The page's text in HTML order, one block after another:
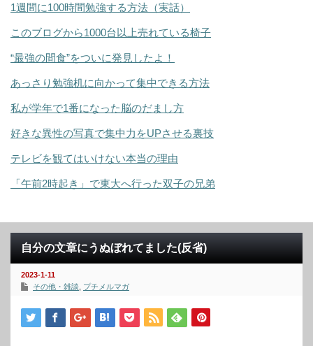
1週間に100時間勉強する方法（実話）
このブログから1000台以上売れている椅子
“最強の間食”をついに発見したよ！
あっさり勉強机に向かって集中できる方法
私が学年で1番になった脳のだまし方
好きな異性の写真で集中力をUPさせる裏技
テレビを観てはいけない本当の理由
「午前2時起き」で東大へ行った双子の兄弟
自分の文章にうぬぼれてました(反省)
2023-1-11
その他・雑談
プチメルマガ